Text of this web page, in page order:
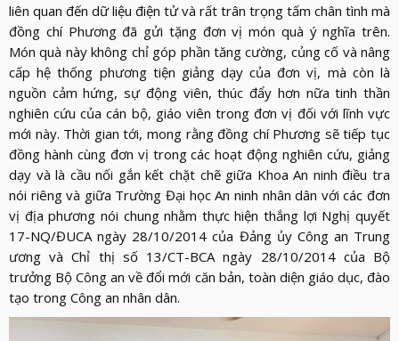
liên quan đến dữ liệu điện tử và rất trân trọng tấm chân tình mà
đồng chí Phương đã gửi tặng đơn vị món quà ý nghĩa trên.
Món quà này không chỉ góp phần tăng cường, củng cố và nâng
cấp hệ thống phương tiện giảng dạy của đơn vị, mà còn là
nguồn cảm hứng, sự động viên, thúc đẩy hơn nữa tinh thần
nghiên cứu của cán bộ, giáo viên trong đơn vị đối với lĩnh vực
mới này. Thời gian tới, mong rằng đồng chí Phương sẽ tiếp tục
đồng hành cùng đơn vị trong các hoạt động nghiên cứu, giảng
dạy và là cầu nối gắn kết chặt chẽ giữa Khoa An ninh điều tra
nói riêng và giữa Trường Đại học An ninh nhân dân với các đơn
vị địa phương nói chung nhằm thực hiện thắng lợi Nghị quyết
17-NQ/ĐUCA ngày 28/10/2014 của Đảng ủy Công an Trung
ương và Chỉ thị số 13/CT-BCA ngày 28/10/2014 của Bộ
trưởng Bộ Công an về đổi mới căn bản, toàn diện giáo dục, đào
tạo trong Công an nhân dân.